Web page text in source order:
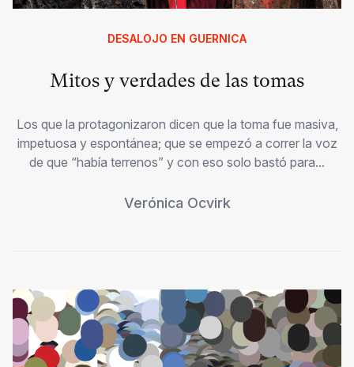
DESALOJO EN GUERNICA
Mitos y verdades de las tomas
Los que la protagonizaron dicen que la toma fue masiva,
impetuosa y espontánea; que se empezó a correr la voz
de que “había terrenos” y con eso solo bastó para...
Verónica Ocvirk